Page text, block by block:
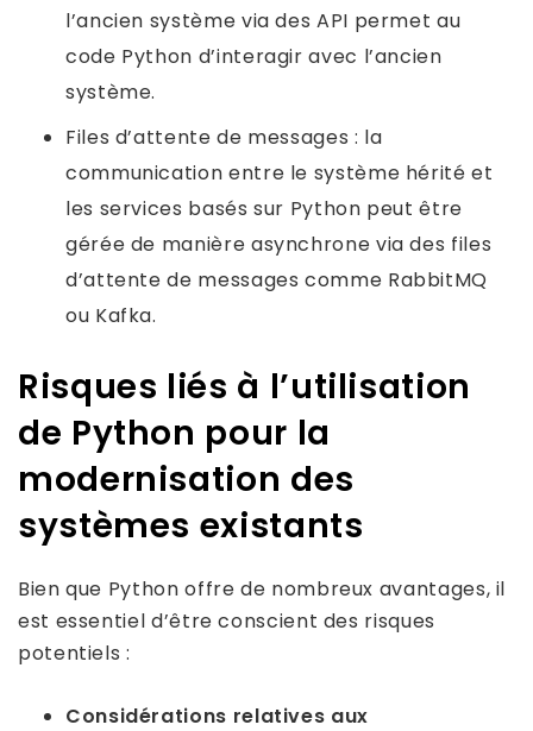
l’ancien système via des API permet au
code Python d’interagir avec l’ancien
système.
Files d’attente de messages : la
communication entre le système hérité et
les services basés sur Python peut être
gérée de manière asynchrone via des files
d’attente de messages comme RabbitMQ
ou Kafka.
Risques liés à l’utilisation
de Python pour la
modernisation des
systèmes existants
Bien que Python offre de nombreux avantages, il
est essentiel d’être conscient des risques
potentiels :
Considérations relatives aux